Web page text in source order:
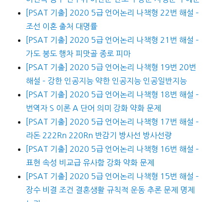
[PSAT 기출] 2020 5급 언어논리 나책형 22번 해설 –
조선 이혼 출처 대명률
[PSAT 기출] 2020 5급 언어논리 나책형 21번 해설 –
가도 봉도 행차 피맛골 종로 피마
[PSAT 기출] 2020 5급 언어논리 나책형 19번 20번
해설 – 강한 인공지능 약한 인공지능 인공일반지능
[PSAT 기출] 2020 5급 언어논리 나책형 18번 해설 –
번역자 S 이론 A 단어 의미 강화 약화 문제
[PSAT 기출] 2020 5급 언어논리 나책형 17번 해설 –
라돈 222Rn 220Rn 반감기 방사선 방사선량
[PSAT 기출] 2020 5급 언어논리 나책형 16번 해설 –
표현 속성 비교급 유사함 강화 약화 문제
[PSAT 기출] 2020 5급 언어논리 나책형 15번 해설 –
장수 비결 조건 결혼생활 규칙적 운동 추론 문제 명제